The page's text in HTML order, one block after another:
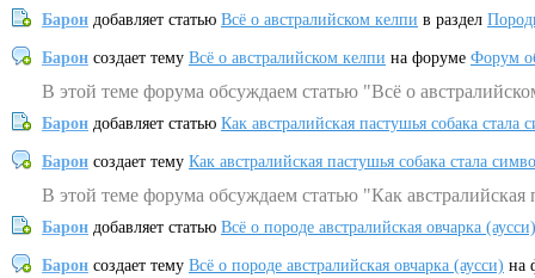
Барон добавляет статью Всё о австралийском келпи в раздел
Барон создает тему Всё о австралийском келпи на форуме Форум
В этой теме форума обсуждаем статью "Всё о
Барон добавляет статью Как австралийская пастушья собака
Барон создает тему Как австралийская пастушья собака стала
В этой теме форума обсуждаем статью "Как
Барон добавляет статью Всё о породе австралийская овчарка (аусси)
Барон создает тему Всё о породе австралийская овчарка (аусси) на